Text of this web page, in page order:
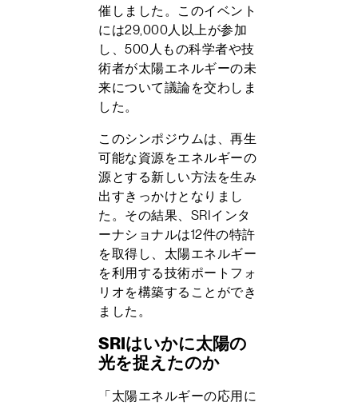
催しました。このイベント
には29,000人以上が参加
し、500人もの科学者や技
術者が太陽エネルギーの未
来について議論を交わしま
した。
このシンポジウムは、再生
可能な資源をエネルギーの
源とする新しい方法を生み
出すきっかけとなりまし
た。その結果、SRIインタ
ーナショナルは12件の特許
を取得し、太陽エネルギー
を利用する技術ポートフォ
リオを構築することができ
ました。
SRIはいかに太陽の
光を捉えたのか
「太陽エネルギーの応用に